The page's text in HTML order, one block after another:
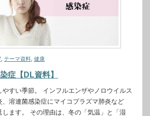
テーマ資料 健康
症【DL資料】
すい季節。 インフルエンザやノロウイルス
、溶連菌感染症にマイコプラズマ肺炎など
します。 その理由は、冬の「気温」と「湿